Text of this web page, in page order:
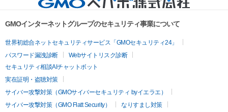
GMOインターネットグループのセキュリティ事業について
世界初総合ネットセキュリティサービス「GMOセキュリティ24」
パスワード漏洩診断
Webサイトリスク診断
セキュリティ相談AIチャットボット
実在証明・盗聴対策
サイバー攻撃対策（GMOサイバーセキュリティ byイエラエ）
サイバー攻撃対策（GMO Flatt Security）
なりすまし対策